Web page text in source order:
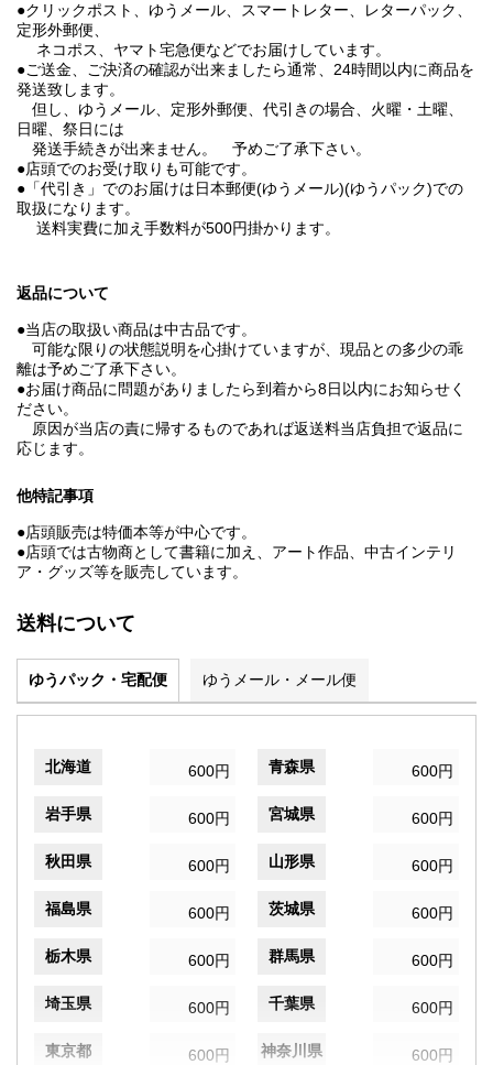
●クリックポスト、ゆうメール、スマートレター、レターパック、
定形外郵便、
ネコポス、ヤマト宅急便などでお届けしています。
●ご送金、ご決済の確認が出来ましたら通常、24時間以内に商品を
発送致します。
但し、ゆうメール、定形外郵便、代引きの場合、火曜・土曜、
日曜、祭日には
発送手続きが出来ません。 予めご了承下さい。
●店頭でのお受け取りも可能です。
●「代引き」でのお届けは日本郵便(ゆうメール)(ゆうパック)での
取扱になります。
送料実費に加え手数料が500円掛かります。
返品について
●当店の取扱い商品は中古品です。
可能な限りの状態説明を心掛けていますが、現品との多少の乖
離は予めご了承下さい。
●お届け商品に問題がありましたら到着から8日以内にお知らせく
ださい。
原因が当店の責に帰するものであれば返送料当店負担で返品に
応じます。
他特記事項
●店頭販売は特価本等が中心です。
●店頭では古物商として書籍に加え、アート作品、中古インテリ
ア・グッズ等を販売しています。
送料について
ゆうパック・宅配便 ゆうメール・メール便
北海道 600円 青森県 600円
岩手県 600円 宮城県 600円
秋田県 600円 山形県 600円
福島県 600円 茨城県 600円
栃木県 600円 群馬県 600円
埼玉県 600円 千葉県 600円
東京都 600円 神奈川県 600円